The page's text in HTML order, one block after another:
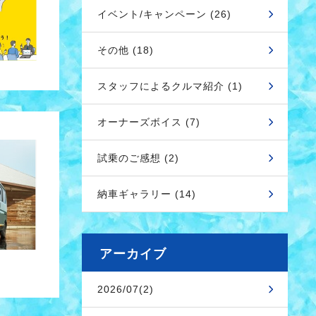
イベント/キャンペーン (26)
その他 (18)
スタッフによるクルマ紹介 (1)
オーナーズボイス (7)
試乗のご感想 (2)
納車ギャラリー (14)
アーカイブ
2026/07(2)